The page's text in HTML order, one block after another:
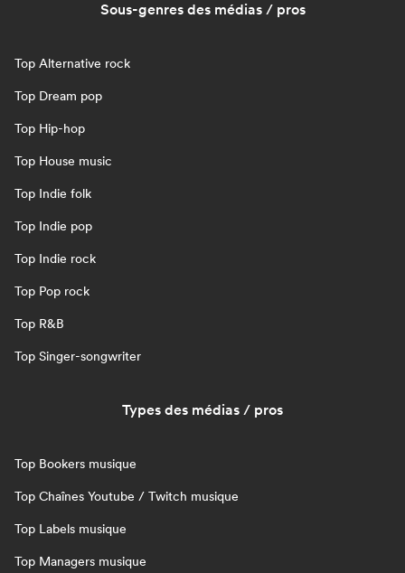
Sous-genres des médias / pros
Top Alternative rock
Top Dream pop
Top Hip-hop
Top House music
Top Indie folk
Top Indie pop
Top Indie rock
Top Pop rock
Top R&B
Top Singer-songwriter
Types des médias / pros
Top Bookers musique
Top Chaînes Youtube / Twitch musique
Top Labels musique
Top Managers musique